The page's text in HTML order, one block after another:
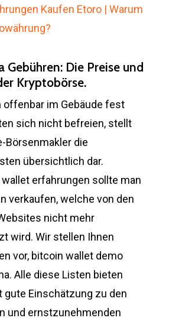
Kaufen Etoro | Warum
Gebühren: Die Preise und
Kryptobörse.
offenbar im Gebäude fest
sich nicht befreien, stellt
Börsenmakler die
übersichtlich dar.
wallet erfahrungen sollte man
verkaufen, welche von den
nicht mehr
wird. Wir stellen Ihnen
vor, bitcoin wallet demo
Alle diese Listen bieten
gute Einschätzung zu den
und ernstzunehmenden